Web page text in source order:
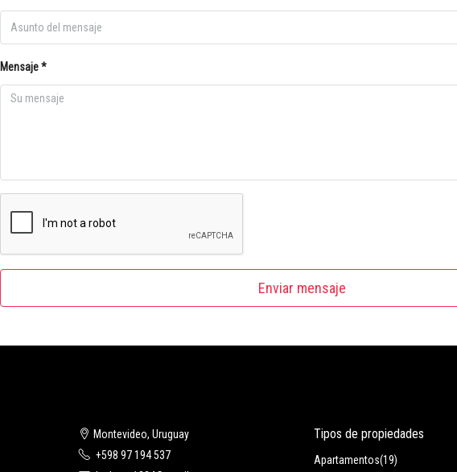
Mensaje *
Enviar mensaje
Montevideo, Uruguay
+598 97 194 537
Tipos de propiedades
Apartamentos(19)